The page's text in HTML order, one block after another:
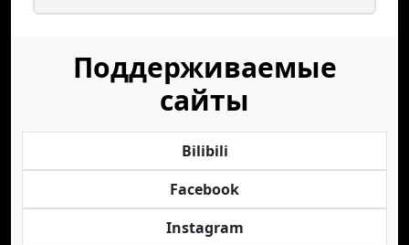
Поддерживаемые
сайты
Bilibili
Facebook
Instagram